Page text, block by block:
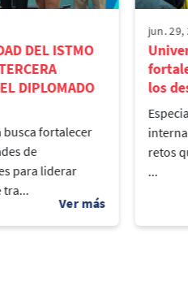
DEL ISTMO
DIPLOMADO
busca fortalecer
de
para liderar
tra...
jun. 29,
los
retos
...